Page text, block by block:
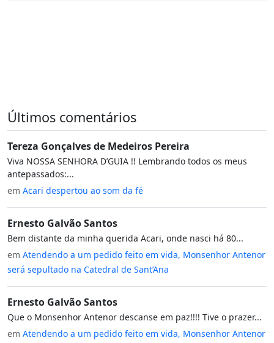
Últimos comentários
Tereza Gonçalves de Medeiros Pereira
Viva NOSSA SENHORA D’GUIA !! Lembrando todos os meus
antepassados:...
em Acari despertou ao som da fé
Ernesto Galvão Santos
Bem distante da minha querida Acari, onde nasci há 80...
em Atendendo a um pedido feito em vida, Monsenhor Antenor
será sepultado na Catedral de Sant’Ana
Ernesto Galvão Santos
Que o Monsenhor Antenor descanse em paz!!!! Tive o prazer...
em Atendendo a um pedido feito em vida, Monsenhor Antenor